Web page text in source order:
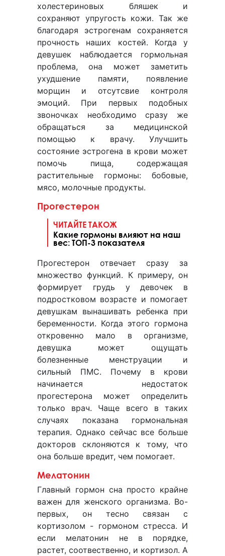
холестериновых бляшек и
сохраняют упругость кожи. Так же
благодаря эстрогенам сохраняется
прочность наших костей. Когда у
девушек наблюдается гормольная
проблема, она может заметить
ухудшение памяти, появление
морщин и отсутсвие контроля
эмоций. При первых подобных
звоночках необходимо сразу же
обращаться за медицинской
помощью к врачу. Улучшить
состояние эстрогена в крови может
помочь пища, содержащая
растительные гормоны: бобовые,
мясо, молочные продукты.
Прогестерон
ЧИТАЙТЕ ТАКОЖ
Какие гормоны влияют на наш
вес: ТОП-3 показателя
Прогестерон отвечает сразу за
множество функций. К примеру, он
формирует грудь у девочек в
подростковом возрасте и помогает
девушкам вынашивать ребенка при
беременности. Когда этого гормона
откровенно мало в организме,
девушка может ощущать
болезненные менструации и
сильный ПМС. Почему в крови
начинается недостаток
прогестерона может определить
только врач. Чаще всего в таких
случаях показана гормональная
терапия. Однако сейчас все больше
докторов склоняются к тому, что
она больше вредит, чем помогает.
Мелатонин
Главный гормон сна просто крайне
важен для женского организма. Во-
первых, он тесно связан с
кортизолом - гормоном стресса. И
если мелатонин не в порядке,
растет, соотвественно, и кортизол. А